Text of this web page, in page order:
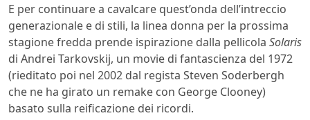
E per continuare a cavalcare quest’onda dell’intreccio
generazionale e di stili, la linea donna per la prossima
stagione fredda prende ispirazione dalla pellicola Solaris
di Andrei Tarkovskij, un movie di fantascienza del 1972
(rieditato poi nel 2002 dal regista Steven Soderbergh
che ne ha girato un remake con George Clooney)
basato sulla reificazione dei ricordi.